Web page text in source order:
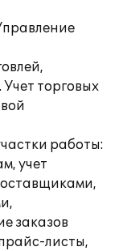
торговых
работы:
учет
заказов
листы,